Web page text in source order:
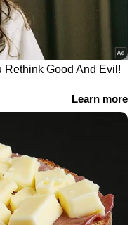
അവരുടെ
എങ്കിലും, കമ്പനി
അതോ
തുടങ്ങിയ
എങ്കിലും,
ഭാവിയിൽ